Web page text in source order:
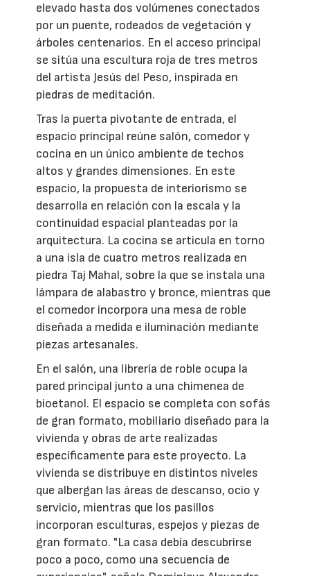
elevado hasta dos volúmenes conectados
por un puente, rodeados de vegetación y
árboles centenarios. En el acceso principal
se sitúa una escultura roja de tres metros
del artista Jesús del Peso, inspirada en
piedras de meditación.
Tras la puerta pivotante de entrada, el
espacio principal reúne salón, comedor y
cocina en un único ambiente de techos
altos y grandes dimensiones. En este
espacio, la propuesta de interiorismo se
desarrolla en relación con la escala y la
continuidad espacial planteadas por la
arquitectura. La cocina se articula en torno
a una isla de cuatro metros realizada en
piedra Taj Mahal, sobre la que se instala una
lámpara de alabastro y bronce, mientras que
el comedor incorpora una mesa de roble
diseñada a medida e iluminación mediante
piezas artesanales.
En el salón, una librería de roble ocupa la
pared principal junto a una chimenea de
bioetanol. El espacio se completa con sofás
de gran formato, mobiliario diseñado para la
vivienda y obras de arte realizadas
específicamente para este proyecto. La
vivienda se distribuye en distintos niveles
que albergan las áreas de descanso, ocio y
servicio, mientras que los pasillos
incorporan esculturas, espejos y piezas de
gran formato. "La casa debía descubrirse
poco a poco, como una secuencia de